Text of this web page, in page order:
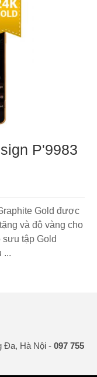
P'9983
Gold được
và độ vàng cho
sưu tập Gold
...
Đa, Hà Nội -097 755